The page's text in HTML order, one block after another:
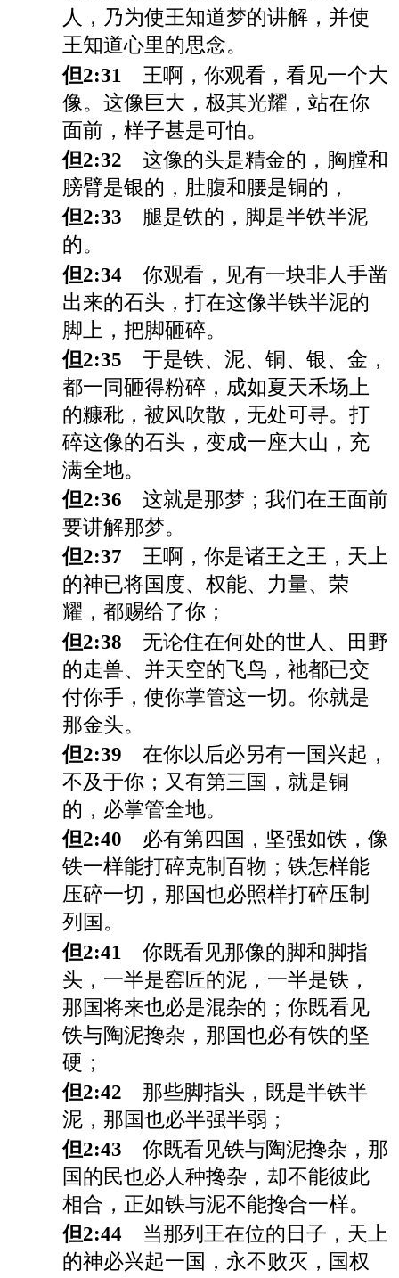
人，乃为使王知道梦的讲解，并使
王知道心里的思念。
但2:31
王啊，你观看，看见一个大
像。这像巨大，极其光耀，站在你
面前，样子甚是可怕。
但2:32 这像的头是精金的，胸膛和
膀臂是银的，肚腹和腰是铜的，
但2:33 腿是铁的，脚是半铁半泥
的。
但2:34 你观看，见有一块非人手凿
出来的石头，打在这像半铁半泥的
脚上，把脚砸碎。
但2:35 于是铁、泥、铜、银、金，
都一同砸得粉碎，成如夏天禾场上
的糠秕，被风吹散，无处可寻。打
碎这像的石头，变成一座大山，充
满全地。
但2:36 这就是那梦；我们在王面前
要讲解那梦。
但2:37 王啊，你是诸王之王，天上
的神已将国度、权能、力量、荣
耀，都赐给了你；
但2:38 无论住在何处的世人、田野
的走兽、并天空的飞鸟，祂都已交
付你手，使你掌管这一切。你就是
那金头。
但2:39 在你以后必另有一国兴起，
不及于你；又有第三国，就是铜
的，必掌管全地。
但2:40 必有第四国，坚强如铁，像
铁一样能打碎克制百物；铁怎样能
压碎一切，那国也必照样打碎压制
列国。
但2:41
你既看见那像的脚和脚指
头，一半是窑匠的泥，一半是铁，
那国将来也必是混杂的；你既看见
铁与陶泥搀杂，那国也必有铁的坚
硬；
但2:42 那些脚指头，既是半铁半
泥，那国也必半强半弱；
但2:43 你既看见铁与陶泥搀杂，那
国的民也必人种搀杂，却不能彼此
相合，正如铁与泥不能搀合一样。
但2:44 当那列王在位的日子，天上
的神必兴起一国，永不败灭，国权